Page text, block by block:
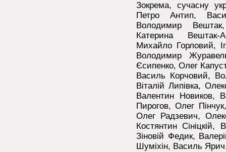
Зокрема, сучасну
Петро Антип,
Володимир
Катерина Вештак-
Михайло Горловий,
Володимир
Єсипенко, Олег
Василь Корчовий,
Віталій Липівка,
Валентин Новиков,
Пирогов, Олег
Олег Радзевич,
Костянтин
Зіновій Федик,
Шуміхін, Василь